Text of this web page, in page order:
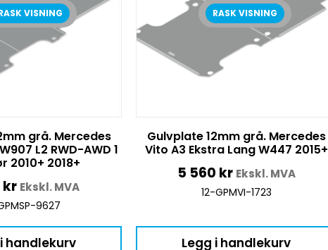
VISNING
grå. Mercedes
L2 RWD-AWD 1
2010+ 2018+
kr Ekskl. MVA
9627
handlekurv
RASK VISNING
Gulvplate 12mm grå. Mercedes
Vito A3 Ekstra Lang W447 2015+
5 560 kr Ekskl. MVA
12-GPMVI-1723
Legg i handlekurv